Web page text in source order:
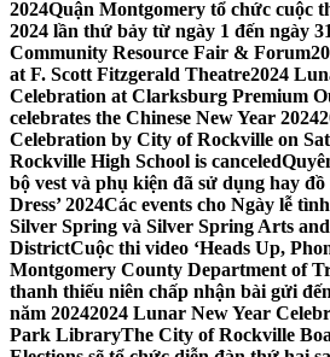
2024Quận Montgomery tổ chức cuộc
2024 lần thứ bảy từ ngày 1 đến ngày
Community Resource Fair & Forum
at F. Scott Fitzgerald Theatre2024
Celebration at Clarksburg Premium
celebrates the Chinese New Year 2024
Celebration by City of Rockville on
Rockville High School is canceled
bộ vest và phụ kiện đã sử dụng hay
Dress’ 2024Các events cho Ngày lễ
Silver Spring và Silver Spring Arts
DistrictCuộc thi video ‘Heads Up,
Montgomery County Department of
thanh thiếu niên chấp nhận bài gửi
năm 20242024 Lunar New Year
Park LibraryThe City of Rockville